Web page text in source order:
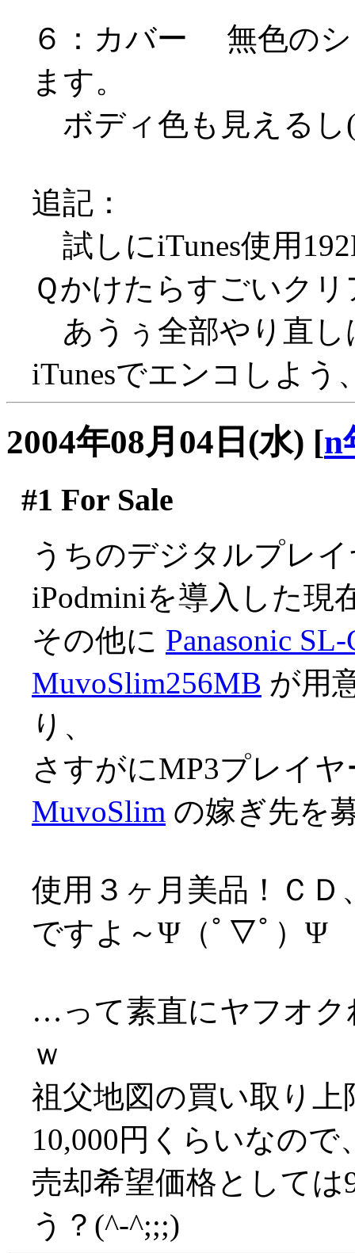
６：カバー 無色のシ
ます。
ボディ色も見えるし
追記：
試しにiTunes使用
Ｑかけたらすごいク
あうぅ全部やり直し
iTunesでエンコしよう
2004年08月04日(水) [n
#1 For Sale
うちのデジタルプレ
iPodminiを導入した現
その他に Panasonic
MuvoSlim256MB が用
り、
さすがにMP3プレイ
MuvoSlim の嫁ぎ先を
使用３ヶ月美品！ＣＤ
ですよ～Ψ（ﾟ▽ﾟ）Ψ
…って素直にヤフオク
ｗ
祖父地図の買い取り上
10,000円くらいなので
売却希望価格として
う？(^-^;;;)